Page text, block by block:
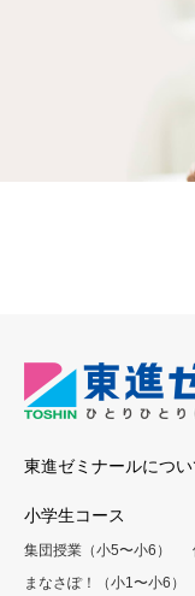
東進ゼミナールについ
小学生コース
集団授業（小5〜小6）
まなさぽ！（小1〜小6）